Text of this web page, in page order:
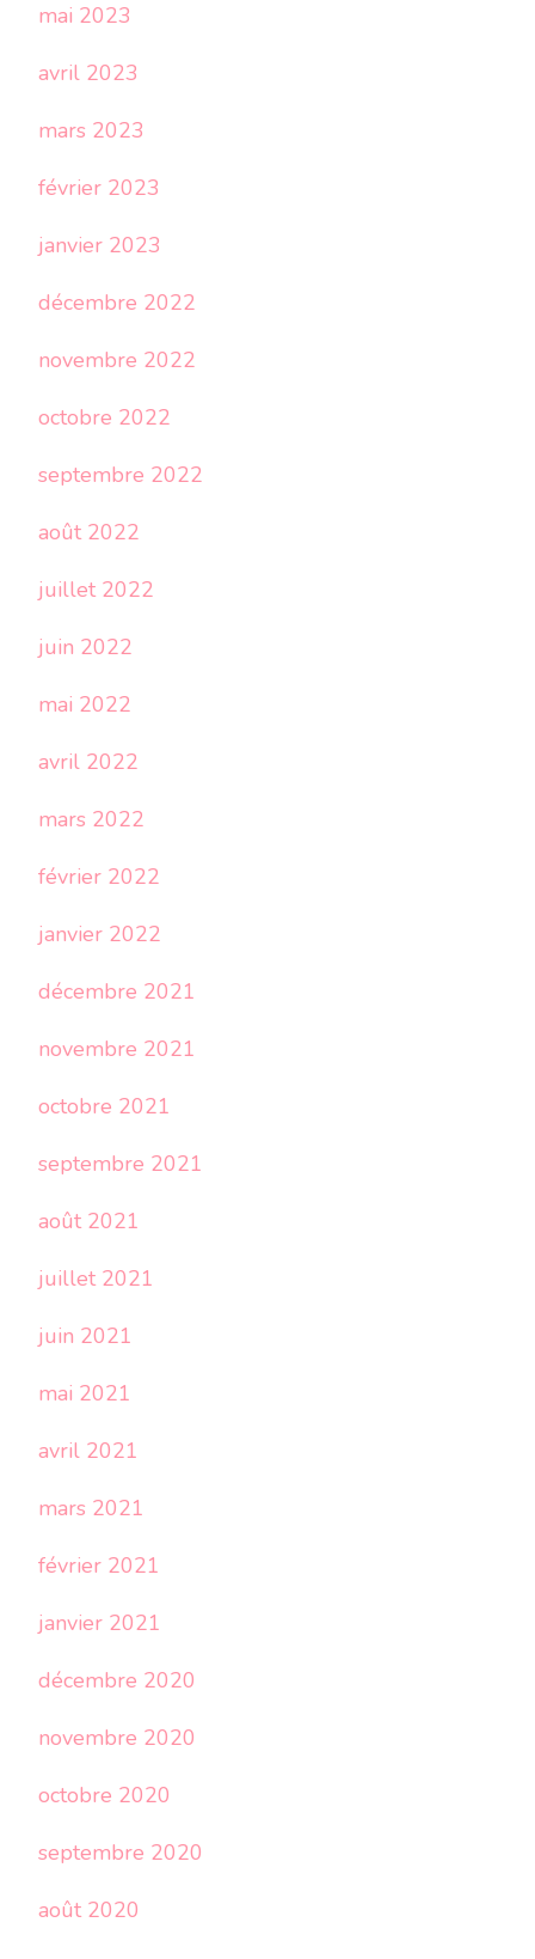
mai 2023
avril 2023
mars 2023
février 2023
janvier 2023
décembre 2022
novembre 2022
octobre 2022
septembre 2022
août 2022
juillet 2022
juin 2022
mai 2022
avril 2022
mars 2022
février 2022
janvier 2022
décembre 2021
novembre 2021
octobre 2021
septembre 2021
août 2021
juillet 2021
juin 2021
mai 2021
avril 2021
mars 2021
février 2021
janvier 2021
décembre 2020
novembre 2020
octobre 2020
septembre 2020
août 2020